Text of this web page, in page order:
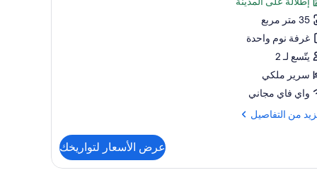
35 متر مربع
غرفة نوم واحدة
يتّسع لـ 2
سرير ملكي
واي فاي مجاني
من التفاصيل
عرض الأسعار لتواريخك